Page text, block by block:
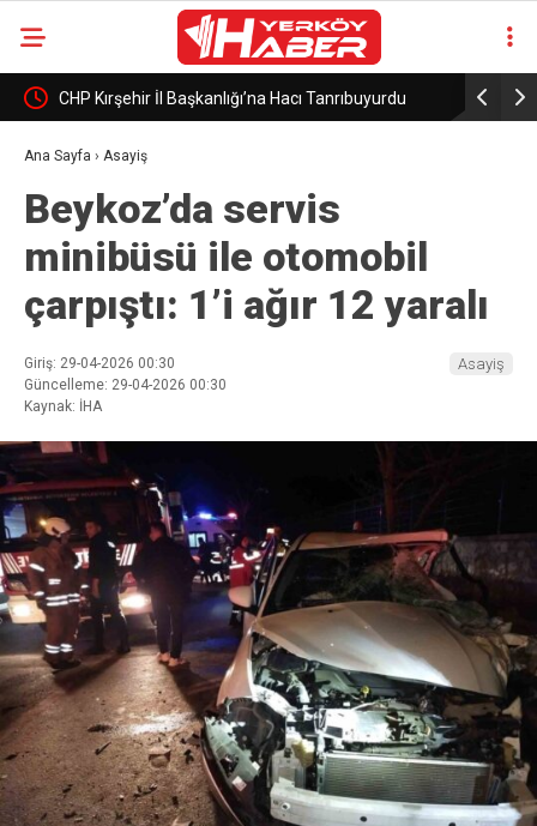
CHP Kırşehir İl Başkanlığı’na Hacı Tanrıbuyurdu
görevlendirildi
Sosyal
Ana Sayfa › Asayiş
Beykoz’da servis
minibüsü ile otomobil
çarpıştı: 1’i ağır 12 yaralı
Giriş: 29-04-2026 00:30
Güncelleme: 29-04-2026 00:30
Kaynak: İHA
Asayiş